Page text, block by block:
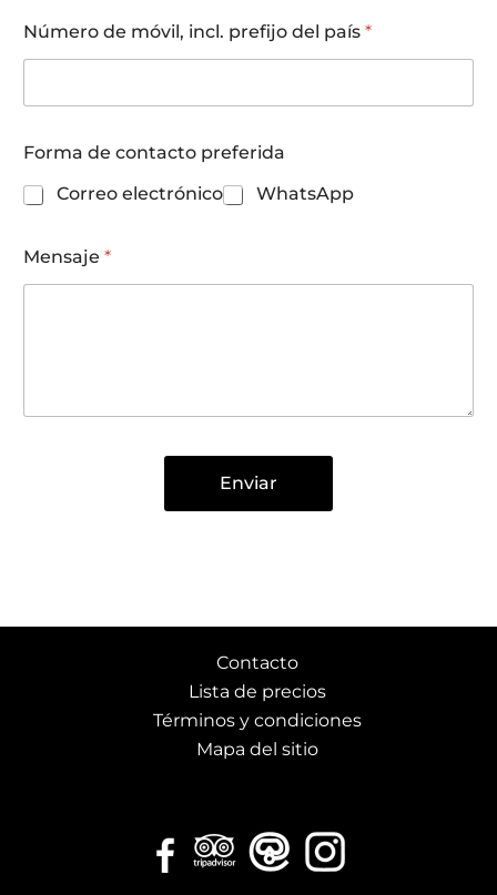
l
f
u
Número de móvil, incl. prefijo del país *
Forma de contacto preferida
Correo electrónico
WhatsApp
Mensaje *
Enviar
Contacto
Lista de precios
Términos y condiciones
Mapa del sitio